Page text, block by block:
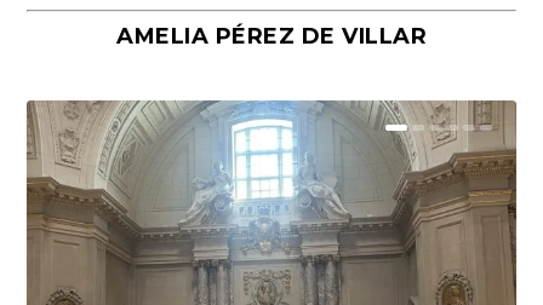
Málaga, verso en azul, de Rafael
Porras y Salvador...
«La cocina hebrea. Alimentación
del pueblo judío e...
AMELIA PÉREZ DE VILLAR